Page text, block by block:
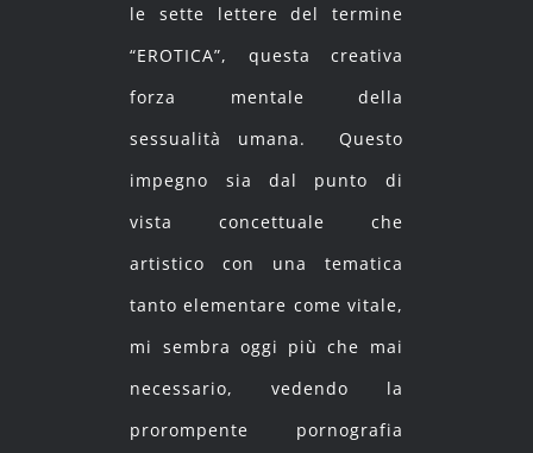
le sette lettere del termine
“EROTICA”, questa creativa
forza mentale della
sessualità umana. Questo
impegno sia dal punto di
vista concettuale che
artistico con una tematica
tanto elementare come vitale,
mi sembra oggi più che mai
necessario, vedendo la
prorompente pornografia